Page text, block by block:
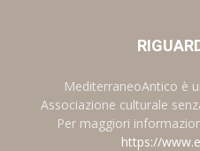
MediterraneoAntico è
Associazione culturale
Per maggiori
https://